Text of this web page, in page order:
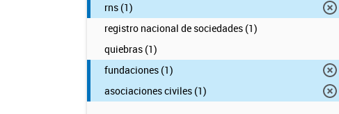
rns (1)
registro nacional de sociedades (1)
quiebras (1)
fundaciones (1)
asociaciones civiles (1)